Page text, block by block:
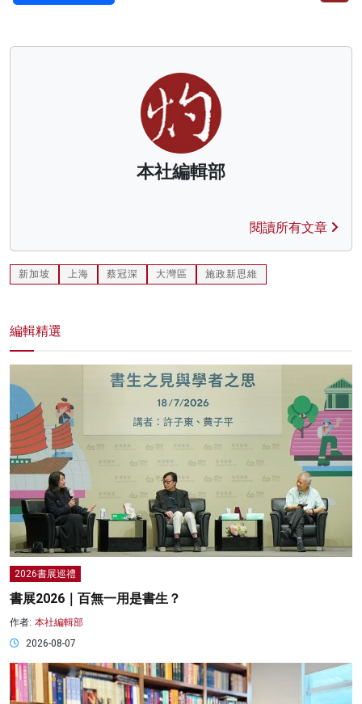
本社編輯部
閱讀所有文章
新加坡 上海 蔡冠深 大灣區 施政新思維
編輯精選
2026書展巡禮
書展2026｜百無一用是書生？
作者: 本社編輯部
2026-08-07